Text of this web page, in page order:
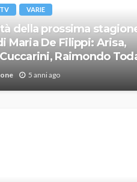
VARIE
della prossima
Maria De Filippi: Arisa,
Raimondo
5 anni ago